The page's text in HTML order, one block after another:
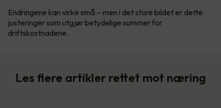
Endringene kan virke små – men i det store bildet er dette
justeringer som utgjør betydelige summer for
driftskostnadene.
Les flere artikler rettet mot næring